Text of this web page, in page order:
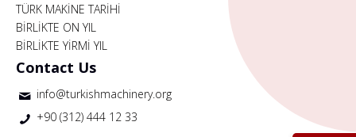
TÜRK MAKİNE TARİHİ
BİRLİKTE ON YIL
BİRLİKTE YİRMİ YIL
Contact Us
info@turkishmachinery.org
+90 (312) 444 12 33